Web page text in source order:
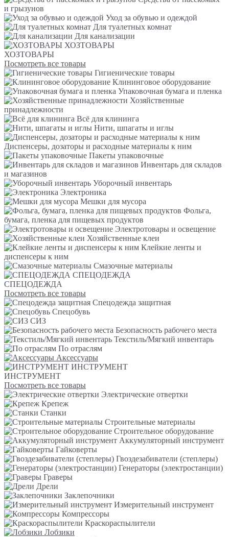
и грызунов
Уход за обувью и одеждой
Для туалетных комнат
Для канализации
ХОЗТОВАРЫ
ХОЗТОВАРЫ
Посмотреть все товары
Гигиенические товары
Клининговое оборудование
Упаковочная бумага и пленка
Хозяйственные
принадлежности
Всё для клининга
Нити, шпагаты и иглы
Диспенсеры, дозаторы и расходные материалы к ним
Пакеты упаковочные
Инвентарь для складов
и магазинов
Уборочный инвентарь
Электроника
Мешки для мусора
Фольга,
бумага, пленка для пищевых продуктов
Электротовары и освещение
Хозяйственные клеи
Клейкие ленты и
диспенсеры к ним
Смазочные материалы
СПЕЦОДЕЖДА
СПЕЦОДЕЖДА
Посмотреть все товары
Спецодежда защитная
Спецобувь
СИЗ
Безопасность рабочего места
Текстиль/Мягкий инвентарь
По отраслям
Аксессуары
ИНСТРУМЕНТ
ИНСТРУМЕНТ
Посмотреть все товары
Электрические отвертки
Крепеж
Станки
Строительные материалы
Строительное оборудование
Аккумуляторный инструмент
Гайковерты
Гвоздезабиватели (степлеры)
Генераторы (электростанции)
Граверы
Дрели
Заклепочники
Измерительный инструмент
Компрессоры
Краскораспылители
Лобзики